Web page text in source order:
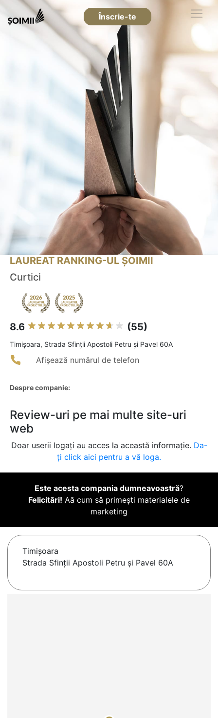
Înscrie-te
LAUREAT RANKING-UL ȘOIMII
Curtici
8.6 (55)
Timişoara, Strada Sfinții Apostoli Petru și Pavel 60A
Afișează numărul de telefon
Despre companie:
Review-uri pe mai multe site-uri
web
Doar userii logați au acces la această informație. Da-
ți click aici pentru a vă loga.
Este acesta compania dumneavoastră?
Felicitări! Aă cum să primești materialele de
marketing
Timişoara
Strada Sfinții Apostoli Petru și Pavel 60A